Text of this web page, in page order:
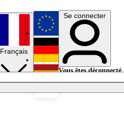
Français
English
Deutsch
Se connecter
Vous êtes déconnecté.